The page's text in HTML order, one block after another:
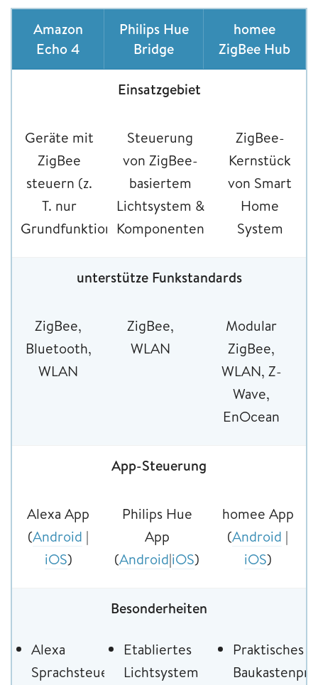
Amazon
Echo 4
Philips Hue
Bridge
homee
ZigBee Hub
Einsatzgebiet
Geräte mit
ZigBee
steuern (z.
T. nur
Grundfunktionen)
Steuerung
von ZigBee-
basiertem
Lichtsystem &
Komponenten
ZigBee-
Kernstück
von Smart
Home
System
unterstütze Funkstandards
ZigBee,
Bluetooth,
WLAN
ZigBee,
WLAN
Modular
ZigBee,
WLAN, Z-
Wave,
EnOcean
App-Steuerung
Alexa App
(Android |
iOS)
Philips Hue
App
(Android|iOS)
homee App
(Android |
iOS)
Besonderheiten
Alexa
Sprachsteuerung
Etabliertes
Lichtsystem
Praktisches